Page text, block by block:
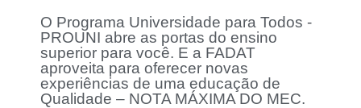
O Programa Universidade para Todos -
PROUNI abre as portas do ensino
superior para você. E a FADAT
aproveita para oferecer novas
experiências de uma educação de
Qualidade – NOTA MÁXIMA DO MEC.